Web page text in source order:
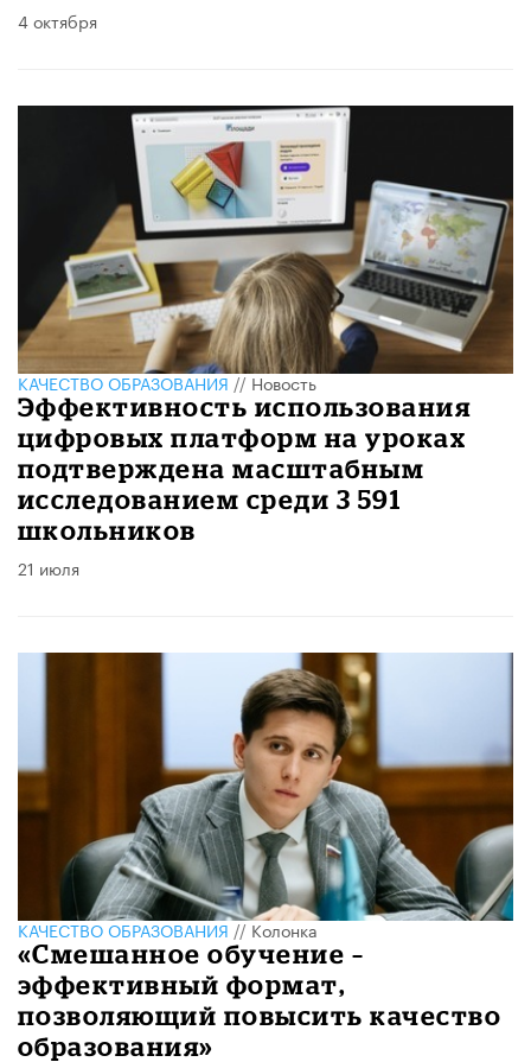
4 октября
КАЧЕСТВО ОБРАЗОВАНИЯ//Новость
Эффективность использования
цифровых платформ на уроках
подтверждена масштабным
исследованием среди 3 591
школьников
21 июля
КАЧЕСТВО ОБРАЗОВАНИЯ//Колонка
«Смешанное обучение –
эффективный формат,
позволяющий повысить качество
образования»